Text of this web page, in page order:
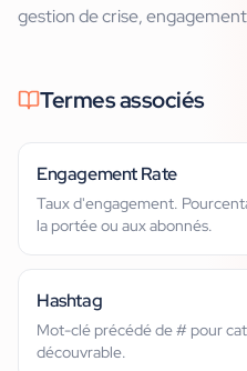
gestion de crise,
Termes associés
Engagement Rate
Taux d'engagement.
la portée ou aux abonnés.
Hashtag
Mot-clé précédé de # pour
découvrable.